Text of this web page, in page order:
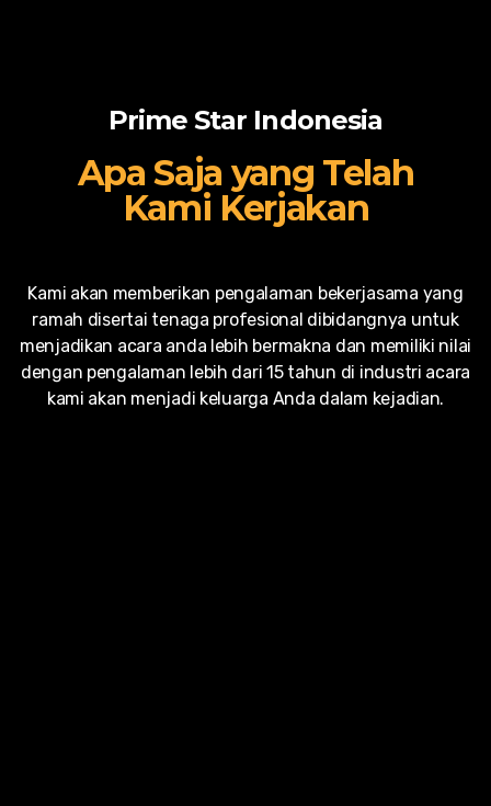
Prime Star Indonesia
Apa Saja yang Telah
Kami Kerjakan
Kami akan memberikan pengalaman bekerjasama yang
ramah disertai tenaga profesional dibidangnya untuk
menjadikan acara anda lebih bermakna dan memiliki nilai
dengan pengalaman lebih dari 15 tahun di industri acara
kami akan menjadi keluarga Anda dalam kejadian.